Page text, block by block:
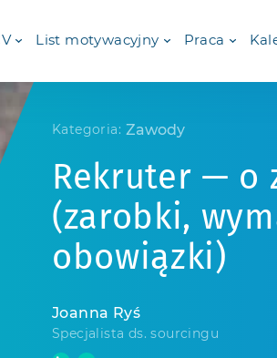
List motywacyjny Praca
Kategoria: Zawody
Rekruter — o
(zarobki,
obowiązki)
Joanna Ryś
Specjalista ds. sourcingu